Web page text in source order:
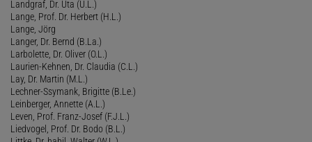
Landgraf, Dr. Uta (U.L.)
Lange, Prof. Dr. Herbert (H.L.)
Lange, Jörg
Langer, Dr. Bernd (B.La.)
Larbolette, Dr. Oliver (O.L.)
Laurien-Kehnen, Dr. Claudia (C.L.)
Lay, Dr. Martin (M.L.)
Lechner-Ssymank, Brigitte (B.Le.)
Leinberger, Annette (A.L.)
Leven, Prof. Franz-Josef (F.J.L.)
Liedvogel, Prof. Dr. Bodo (B.L.)